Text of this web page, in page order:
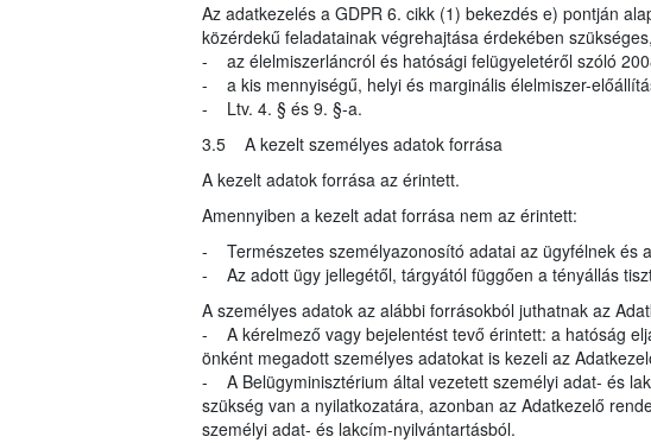
Az adatkezelés a GDPR 6. cikk (1) bekezdés e) pontján
közérdekű feladatainak végrehajtása érdekében
- az élelmiszerláncról és hatósági felügyeletéről szóló
- a kis mennyiségű, helyi és marginális élelmiszer-
- Ltv. 4. § és 9. §-a.
3.5 A kezelt személyes adatok forrása
A kezelt adatok forrása az érintett.
Amennyiben a kezelt adat forrása nem az érintett:
- Természetes személyazonosító adatai az ügyfélnek és
- Az adott ügy jellegétől, tárgyától függően a tényállás
A személyes adatok az alábbi forrásokból juthatnak az
- A kérelmező vagy bejelentést tevő érintett: a hatóság
önként megadott személyes adatokat is kezeli az
- A Belügyminisztérium által vezetett személyi adat- és
szükség van a nyilatkozatára, azonban az Adatkezelő
személyi adat- és lakcím-nyilvántartásból.